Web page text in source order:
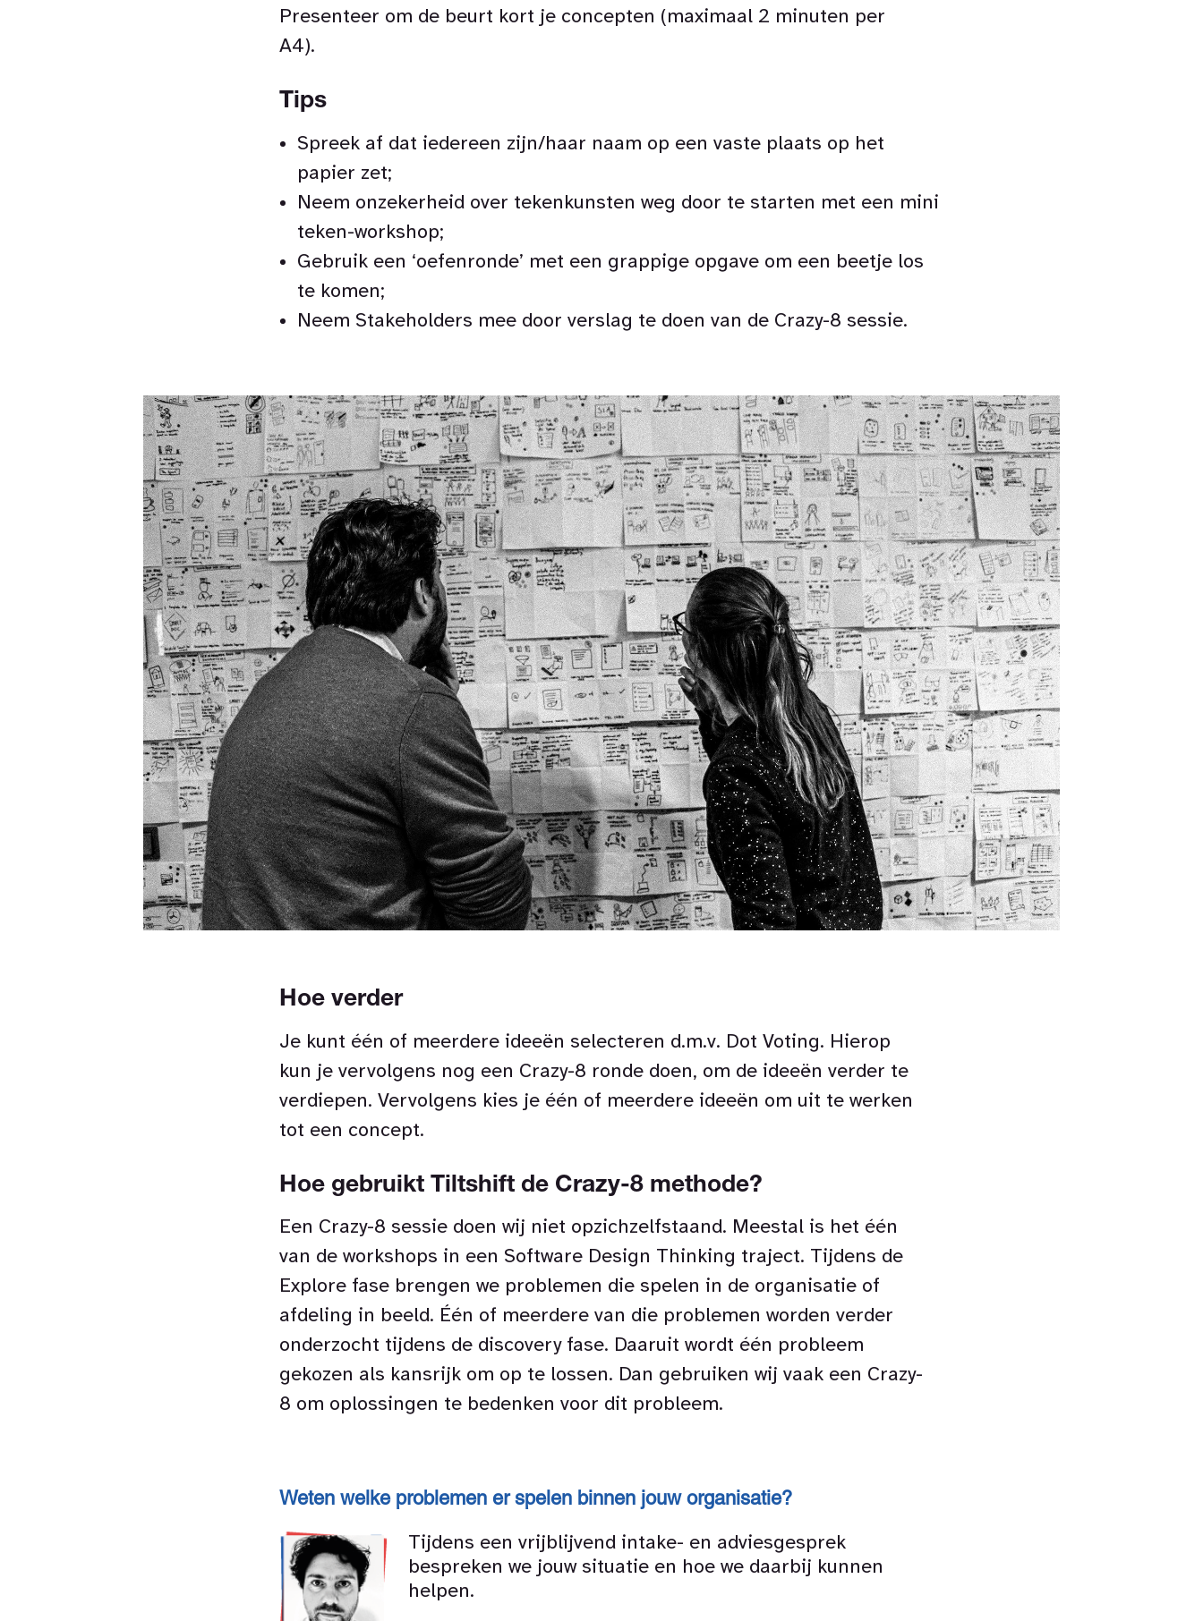
Presenteer om de beurt kort je concepten (maximaal 2 minuten per
A4).
Tips
Spreek af dat iedereen zijn/haar naam op een vaste plaats op het
papier zet;
Neem onzekerheid over tekenkunsten weg door te starten met een mini
teken-workshop;
Gebruik een ‘oefenronde’ met een grappige opgave om een beetje los
te komen;
Neem Stakeholders mee door verslag te doen van de Crazy-8 sessie.
Hoe verder
Je kunt één of meerdere ideeën selecteren d.m.v. Dot Voting. Hierop
kun je vervolgens nog een Crazy-8 ronde doen, om de ideeën verder te
verdiepen. Vervolgens kies je één of meerdere ideeën om uit te werken
tot een concept.
Hoe gebruikt Tiltshift de Crazy-8 methode?
Een Crazy-8 sessie doen wij niet opzichzelfstaand. Meestal is het één
van de workshops in een Software Design Thinking traject. Tijdens de
Explore fase brengen we problemen die spelen in de organisatie of
afdeling in beeld. Één of meerdere van die problemen worden verder
onderzocht tijdens de discovery fase. Daaruit wordt één probleem
gekozen als kansrijk om op te lossen. Dan gebruiken wij vaak een Crazy-
8 om oplossingen te bedenken voor dit probleem.
Weten welke problemen er spelen binnen jouw organisatie?
Tijdens een vrijblijvend intake- en adviesgesprek
bespreken we jouw situatie en hoe we daarbij kunnen
helpen.